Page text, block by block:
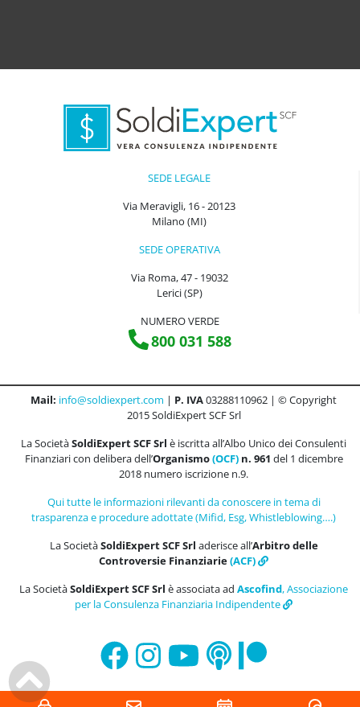
SEDE LEGALE
Via Meravigli, 16 - 20123
Milano (MI)
SEDE OPERATIVA
Via Roma, 47 - 19032
Lerici (SP)
NUMERO VERDE
800 031 588
Mail: info@soldiexpert.com | P. IVA03288110962 | © Copyright
2015 SoldiExpert SCF Srl
La SocietàSoldiExpert SCF Srl è iscritta all’Albo Unico dei Consulenti
Finanziari con delibera dell’Organismo(OCF)n. 961 del 1 dicembre
2018 numero iscrizione n.9.
Qui tutte le informazioni rilevanti da conoscere in tema di
trasparenza e procedure adottate (Mifid, Esg, Whistleblowing….)
La SocietàSoldiExpert SCF Srl aderisce all’Arbitro delle
Controversie Finanziarie(ACF)
La SocietàSoldiExpert SCF Srl è associata ad Ascofind, Associazione
per la Consulenza Finanziaria Indipendente